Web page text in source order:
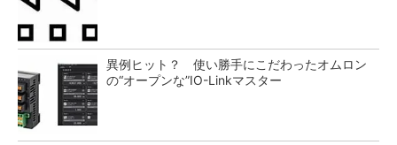
異例ヒット？ 使い勝手にこだわったオムロン
の“オープンな”IO-Linkマスター